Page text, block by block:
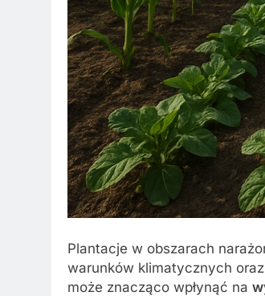
Plantacje w obszarach
warunków klimatycznych
może znacząco wpłynąć na